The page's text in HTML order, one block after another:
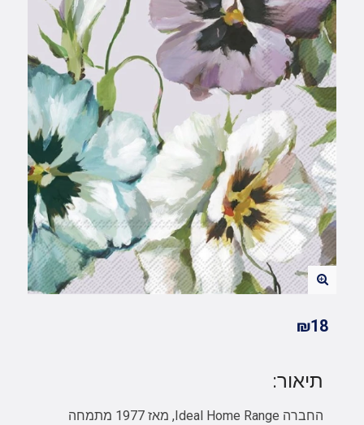
₪18
תיאור:
החברה Ideal Home Range, מאז 1977 מתמחה